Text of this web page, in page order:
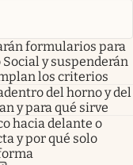
formularios para
y suspenderán
los criterios
del horno y del
y para qué sirve
hacia delante o
y por qué solo